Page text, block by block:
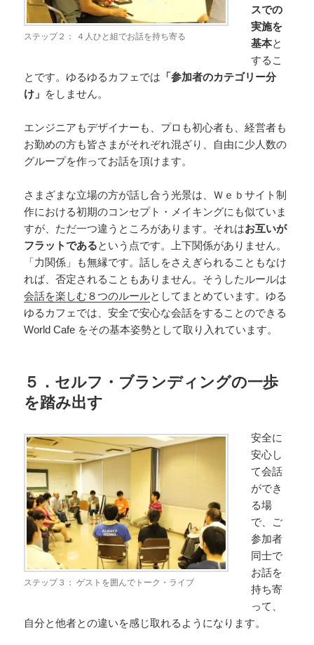
ステップ２： ４人ひと組でお話を持ち寄る
スでの
実施を
基本と
するこ
とです。ゆるゆるカフェでは 「参加者のカテゴリー分
け」 をしません。
エンジニアもデザイナーも、プロも初心者も、経営者も
お勤めの方も皆さまがそれぞれ混ざり、自由に少人数の
グループを作ってお話を頂けます。
さまざまな立場の方が話し合う光景は、Ｗｅｂサイト制
作における初期のコンセプト・メイキングにも似ていま
すが、ただ一つ違うところがあります。それはお互いが
フラットであるという点です。上下関係がありません。
「力関係」も無縁です。話しをさえぎられることもなけ
れば、否定されることもありません。そうしたルールは
会話を楽しむ８つのルールとしてまとめています。ゆる
ゆるカフェでは、安全で安心な会話をすることのできる
World Cafe をその基本姿勢として取り入れています。
５．セルフ・ブランディングの一歩
を踏み出す
ステップ３： ゲストを囲んでトーク・ライブ
安全に
安心し
て会話
ができ
る場
で、ご
参加者
同士で
お話を
持ち寄
って、
自分と他者との違いを感じ取れるようになります。